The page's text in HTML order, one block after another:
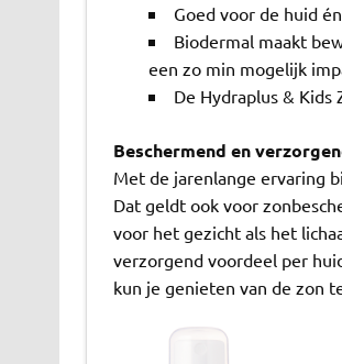
Goed voor de huid
Biodermal maakt
een zo min mogelijk
De Hydraplus &
Beschermend en
Met de jarenlange ervaring
Dat geldt ook voor
voor het gezicht als het
verzorgend voordeel per
kun je genieten van de zon